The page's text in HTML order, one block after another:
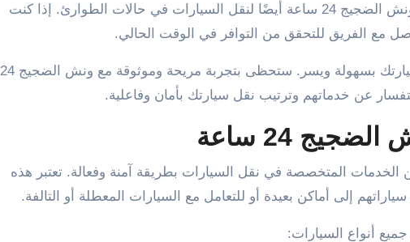
يفضل الاتصال المسبق لحجز الخدمة، ولكن قد يتوفر ونش الضجيج 24 ساعة أيضًا لنقل السيارات في حالات الطوارئ. إذا كنت
مع الفريق للتحقق من التوافر في الوقت الحالي.
اتصل بونش الضجيج 24 ساعة الآن واحجز خدمة نقل سيارتك بسهولة ويسر. ستحظى بتجربة مريحة وموثوقة مع ونش الضجيج 24
عن خدماتهم وترتيب نقل سيارتك بأمان وفاعلية.
24 ساعة
مجموعة واسعة من الخدمات المتخصصة في نقل السيارات بطريقة آمنة وفعالة. تعتبر هذه
إلى أماكن بعيدة أو للتعامل مع السيارات المعطلة أو التالفة.
أنواع السيارات: